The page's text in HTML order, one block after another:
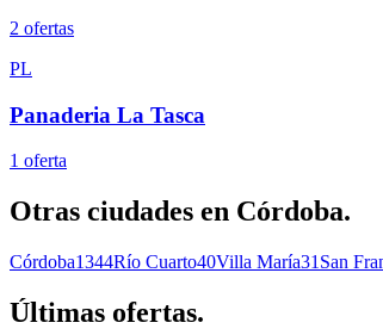
2 ofertas
PL
Panaderia La Tasca
1 oferta
Otras ciudades en Córdoba.
Córdoba1344Río Cuarto40Villa María31 San
Últimas ofertas.